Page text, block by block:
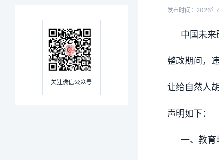
关注微信公众号
发布时间：2026年
中国未来
整改期间，
让给自然人
声明如下：
一、教育